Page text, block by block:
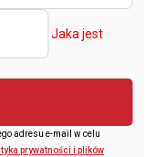
Jaka jest
adresu e-mail w celu
prywatności i plików